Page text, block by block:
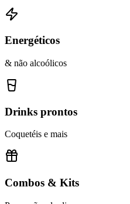
Energéticos
& não alcoólicos
Drinks prontos
Coquetéis e mais
Combos & Kits